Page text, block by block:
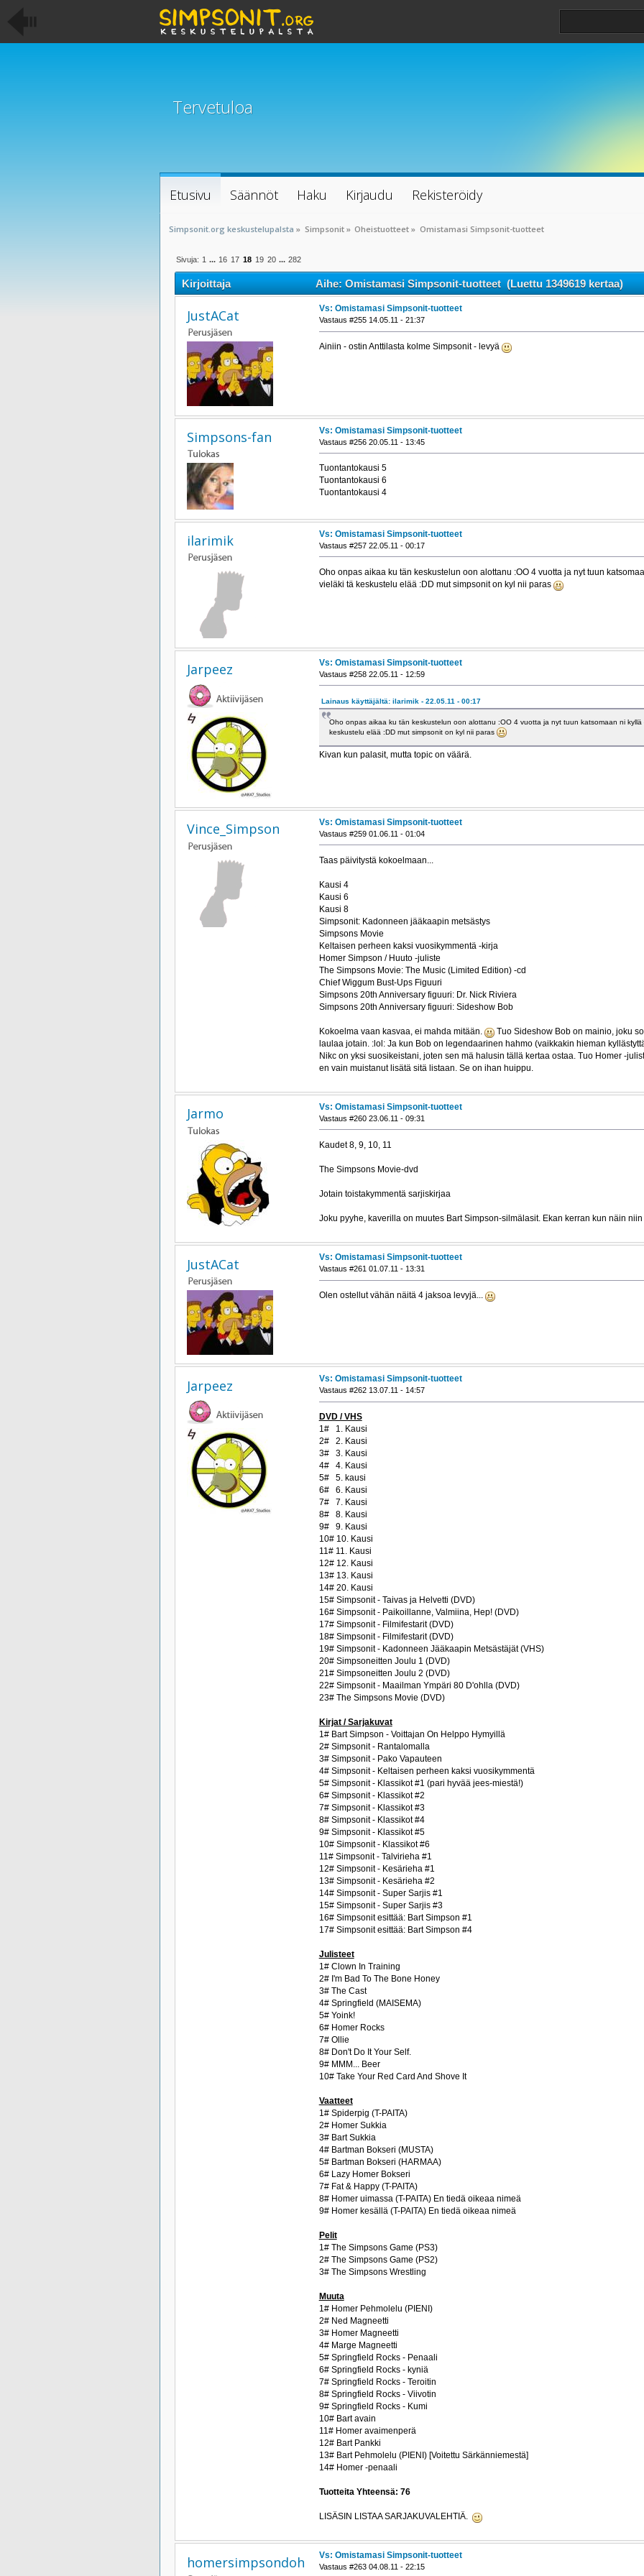
Tervetuloa
Etusivu Säännöt Haku Kirjaudu Rekisteröidy
Simpsonit.org keskustelupalsta » Simpsonit» Oheistuotteet » Omistamasi Simpsonit-tuotteet
Sivuja: 1 ... 16 17 18 19 20 ... 282
Kirjoittaja Aihe: Omistamasi Simpsonit-tuotteet (Luettu 1349619 kertaa)
JustACat Vs: Omistamasi Simpsonit-tuotteet
Vastaus #255 14.05.11 - 21:37
Ainiin - ostin Anttilasta kolme Simpsonit - levyä
Simpsons-fan Vs: Omistamasi Simpsonit-tuotteet
Vastaus #256 20.05.11 - 13:45
Tuontantokausi 5
Tuontantokausi 6
Tuontantokausi 4
ilarimik Vs: Omistamasi Simpsonit-tuotteet
Vastaus #257 22.05.11 - 00:17
Oho onpas aikaa ku tän keskustelun oon alottanu :OO 4 vuotta ja nyt tuun
vieläki tä keskustelu elää :DD mut simpsonit on kyl nii paras
Jarpeez Vs: Omistamasi Simpsonit-tuotteet
Vastaus #258 22.05.11 - 12:59
Lainaus käyttäjältä: ilarimik - 22.05.11 - 00:17
Oho onpas aikaa ku tän keskustelun oon alottanu :OO 4 vuotta ja nyt tuun katsomaan ni kyllä
keskustelu elää :DD mut simpsonit on kyl nii paras
Kivan kun palasit, mutta topic on väärä.
Vince_Simpson Vs: Omistamasi Simpsonit-tuotteet
Vastaus #259 01.06.11 - 01:04
Taas päivitystä kokoelmaan...
Kausi 4
Kausi 6
Kausi 8
Simpsonit: Kadonneen jääkaapin metsästys
Simpsons Movie
Keltaisen perheen kaksi vuosikymmentä -kirja
Homer Simpson / Huuto -juliste
The Simpsons Movie: The Music (Limited Edition) -cd
Chief Wiggum Bust-Ups Figuuri
Simpsons 20th Anniversary figuuri: Dr. Nick Riviera
Simpsons 20th Anniversary figuuri: Sideshow Bob
Kokoelma vaan kasvaa, ei mahda mitään.
Tuo Sideshow Bob on mainio, joku
laulaa jotain. :lol: Ja kun Bob on legendaarinen hahmo (vaikkakin hieman
Nikc on yksi suosikeistani, joten sen mä halusin tällä kertaa ostaa. Tuo Homer -
en vain muistanut lisätä sitä listaan. Se on ihan huippu.
Jarmo Vs: Omistamasi Simpsonit-tuotteet
Vastaus #260 23.06.11 - 09:31
Kaudet 8, 9, 10, 11
The Simpsons Movie-dvd
Jotain toistakymmentä sarjiskirjaa
Joku pyyhe, kaverilla on muutes Bart Simpson-silmälasit. Ekan kerran kun näin
JustACat Vs: Omistamasi Simpsonit-tuotteet
Vastaus #261 01.07.11 - 13:31
Olen ostellut vähän näitä 4 jaksoa levyjä...
Jarpeez Vs: Omistamasi Simpsonit-tuotteet
Vastaus #262 13.07.11 - 14:57
DVD / VHS
1# 1. Kausi
2# 2. Kausi
3# 3. Kausi
4# 4. Kausi
5# 5. kausi
6# 6. Kausi
7# 7. Kausi
8# 8. Kausi
9# 9. Kausi
10# 10. Kausi
11# 11. Kausi
12# 12. Kausi
13# 13. Kausi
14# 20. Kausi
15# Simpsonit - Taivas ja Helvetti (DVD)
16# Simpsonit - Paikoillanne, Valmiina, Hep! (DVD)
17# Simpsonit - Filmifestarit (DVD)
18# Simpsonit - Filmifestarit (DVD)
19# Simpsonit - Kadonneen Jääkaapin Metsästäjät (VHS)
20# Simpsoneitten Joulu 1 (DVD)
21# Simpsoneitten Joulu 2 (DVD)
22# Simpsonit - Maailman Ympäri 80 D'ohlla (DVD)
23# The Simpsons Movie (DVD)
Kirjat / Sarjakuvat
1# Bart Simpson - Voittajan On Helppo Hymyillä
2# Simpsonit - Rantalomalla
3# Simpsonit - Pako Vapauteen
4# Simpsonit - Keltaisen perheen kaksi vuosikymmentä
5# Simpsonit - Klassikot #1 (pari hyvää jees-miestä!)
6# Simpsonit - Klassikot #2
7# Simpsonit - Klassikot #3
8# Simpsonit - Klassikot #4
9# Simpsonit - Klassikot #5
10# Simpsonit - Klassikot #6
11# Simpsonit - Talvirieha #1
12# Simpsonit - Kesärieha #1
13# Simpsonit - Kesärieha #2
14# Simpsonit - Super Sarjis #1
15# Simpsonit - Super Sarjis #3
16# Simpsonit esittää: Bart Simpson #1
17# Simpsonit esittää: Bart Simpson #4
Julisteet
1# Clown In Training
2# I'm Bad To The Bone Honey
3# The Cast
4# Springfield (MAISEMA)
5# Yoink!
6# Homer Rocks
7# Ollie
8# Don't Do It Your Self.
9# MMM... Beer
10# Take Your Red Card And Shove It
Vaatteet
1# Spiderpig (T-PAITA)
2# Homer Sukkia
3# Bart Sukkia
4# Bartman Bokseri (MUSTA)
5# Bartman Bokseri (HARMAA)
6# Lazy Homer Bokseri
7# Fat & Happy (T-PAITA)
8# Homer uimassa (T-PAITA) En tiedä oikeaa nimeä
9# Homer kesällä (T-PAITA) En tiedä oikeaa nimeä
Pelit
1# The Simpsons Game (PS3)
2# The Simpsons Game (PS2)
3# The Simpsons Wrestling
Muuta
1# Homer Pehmolelu (PIENI)
2# Ned Magneetti
3# Homer Magneetti
4# Marge Magneetti
5# Springfield Rocks - Penaali
6# Springfield Rocks - kyniä
7# Springfield Rocks - Teroitin
8# Springfield Rocks - Viivotin
9# Springfield Rocks - Kumi
10# Bart avain
11# Homer avaimenperä
12# Bart Pankki
13# Bart Pehmolelu (PIENI) [Voitettu Särkänniemestä]
14# Homer -penaali
Tuotteita Yhteensä: 76
LISÄSIN LISTAA SARJAKUVALEHTIÄ.
homersimpsondoh Vs: Omistamasi Simpsonit-tuotteet
Vastaus #263 04.08.11 - 22:15